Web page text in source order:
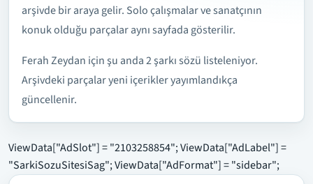
arşivde bir araya gelir. Solo çalışmalar ve sanatçının
konuk olduğu parçalar aynı sayfada gösterilir.
Ferah Zeydan için şu anda 2 şarkı sözü listeleniyor.
Arşivdeki parçalar yeni içerikler yayımlandıkça
güncellenir.
ViewData["AdSlot"] = "2103258854"; ViewData["AdLabel"] =
"SarkiSozuSitesiSag"; ViewData["AdFormat"] = "sidebar";